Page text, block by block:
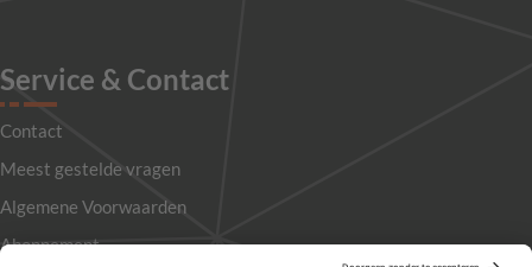
Service & Contact
Contact
Meest gestelde vragen
Algemene Voorwaarden
Abonnement